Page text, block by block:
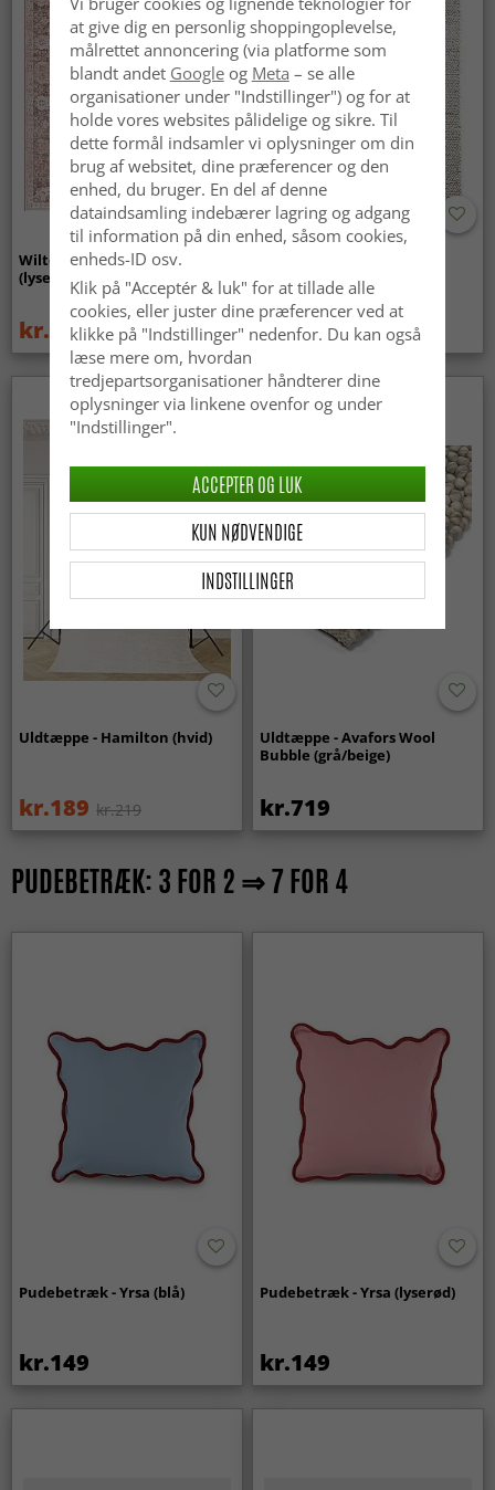
Wilton-tæppe - Gombalia
(lyserød)
kr.329 kr.439
Bubble (natural)
kr.719
Uldtæppe - Hamilton (hvid)
kr.189 kr.219
Nyhed
Uldtæppe - Avafors Wool
Bubble (grå/beige)
kr.719
PUDEBETRÆK: 3 FOR 2 ⇒ 7 FOR 4
Pudebetræk - Yrsa (blå)
kr.149
Pudebetræk - Yrsa (lyserød)
kr.149
at give dig en personlig shoppingoplevelse,
målrettet annoncering (via platforme som
blandt andet Googleog Meta – se alle
organisationer under "Indstillinger") og for at
holde vores websites pålidelige og sikre. Til
dette formål indsamler vi oplysninger om din
brug af websitet, dine præferencer og den
enhed, du bruger. En del af denne
dataindsamling indebærer lagring og adgang
til information på din enhed, såsom cookies,
enheds-ID osv.
Klik på "Acceptér & luk" for at tillade alle
cookies, eller juster dine præferencer ved at
klikke på "Indstillinger" nedenfor. Du kan også
læse mere om, hvordan
tredjepartsorganisationer håndterer dine
oplysninger via linkene ovenfor og under
"Indstillinger".
INDSTILLINGER
KUN NØDVENDIGE
ACCEPTER OG LUK